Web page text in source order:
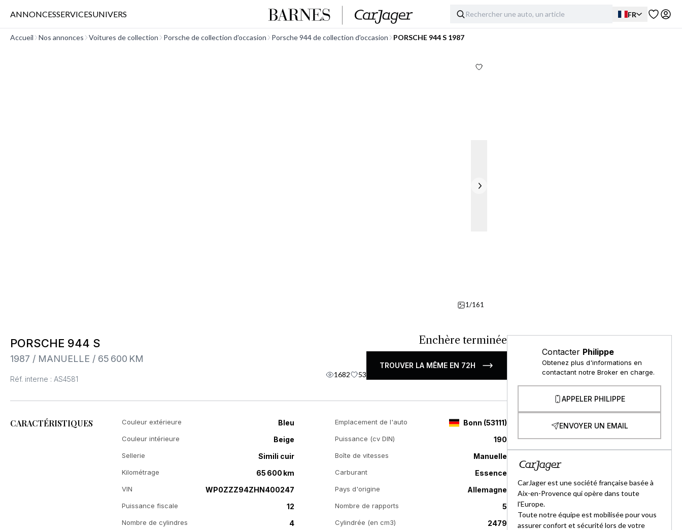
ANNONCESSERVICESUNIVERS FR
Accueil Nos annonces Voitures de collection Porsche de collection d'occasion Porsche 944 de collection d'occasion PORSCHE 944 S 1987
1/161
PORSCHE 944 S
1987 / MANUELLE / 65 600 KM
Réf. interne : AS4581
Enchère terminée
1682 53
TROUVER LA MÊME EN 72H
CARACTÉRISTIQUES Couleur extérieure Bleu Emplacement de l'auto Bonn (53111)
Couleur intérieure Beige Puissance (cv DIN) 190
Sellerie Simili cuir Boîte de vitesses Manuelle
Kilométrage 65 600 km Carburant Essence
VIN WP0ZZZ94ZHN400247 Pays d'origine Allemagne
Puissance fiscale 12 Nombre de rapports 5
Nombre de cylindres 4 Cylindrée (en cm3) 2479
Contacter Philippe
Obtenez plus d'informations en
contactant notre Broker en charge.
APPELER PHILIPPE
ENVOYER UN EMAIL
CarJager est une société française basée à
Aix-en-Provence qui opère dans toute
l'Europe.
Toute notre équipe est mobilisée pour vous
assurer confort et sécurité lors de votre